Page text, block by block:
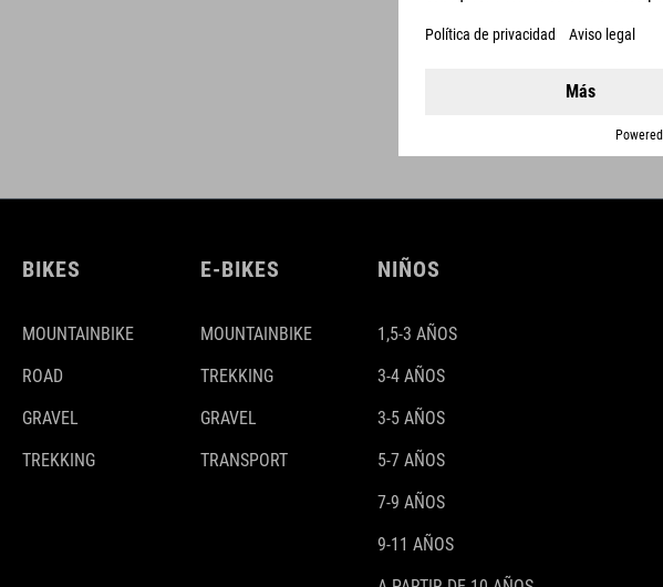
BIKES
MOUNTAINBIKE
ROAD
GRAVEL
TREKKING
E-BIKES
MOUNTAINBIKE
TREKKING
GRAVEL
TRANSPORT
NIÑOS
1,5-3 AÑOS
3-4 AÑOS
3-5 AÑOS
5-7 AÑOS
7-9 AÑOS
9-11 AÑOS